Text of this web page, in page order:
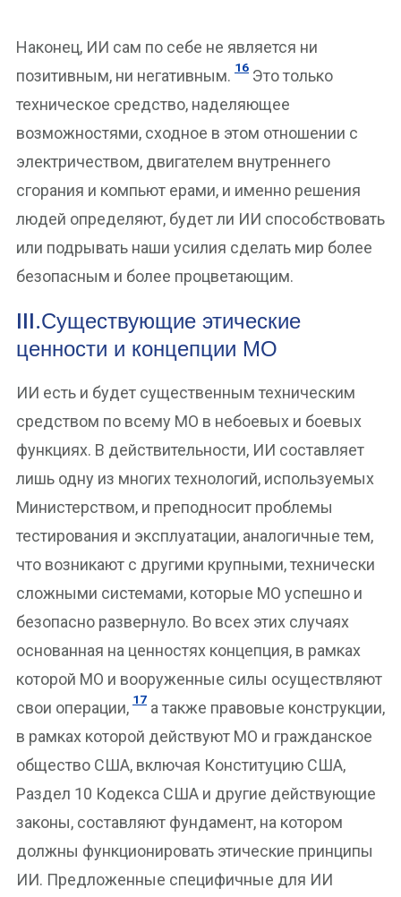
Наконец, ИИ сам по себе не является ни
позитивным, ни негативным. 16 Это только
техническое средство, наделяющее
возможностями, сходное в этом отношении с
электричеством, двигателем внутреннего
сгорания и компьют ерами, и именно решения
людей определяют, будет ли ИИ способствовать
или подрывать наши усилия сделать мир более
безопасным и более процветающим.
III.Существующие этические
ценности и концепции МО
ИИ есть и будет существенным техническим
средством по всему МО в небоевых и боевых
функциях. В действительности, ИИ составляет
лишь одну из многих технологий, используемых
Министерством, и преподносит проблемы
тестирования и эксплуатации, аналогичные тем,
что возникают с другими крупными, технически
сложными системами, которые МО успешно и
безопасно развернуло. Во всех этих случаях
основанная на ценностях концепция, в рамках
которой МО и вооруженные силы осуществляют
свои операции, 17 а также правовые конструкции,
в рамках которой действуют МО и гражданское
общество США, включая Конституцию США,
Раздел 10 Кодекса США и другие действующие
законы, составляют фундамент, на котором
должны функционировать этические принципы
ИИ. Предложенные специфичные для ИИ